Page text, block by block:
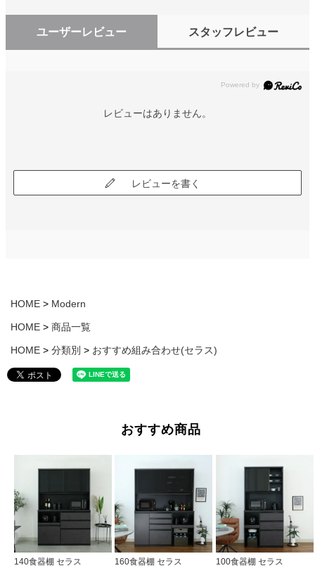
ユーザーレビュー スタッフレビュー
レビューはありません。
レビューを書く
HOME Modern
HOME 商品一覧
HOME 分類別 おすすめ組み合わせ(セラス)
おすすめ商品
140食器棚 セラス 160食器棚 セラス 100食器棚 セラス